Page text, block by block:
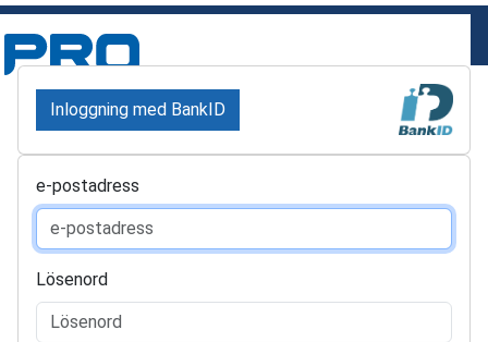
Inloggning med BankID
e-postadress
Lösenord